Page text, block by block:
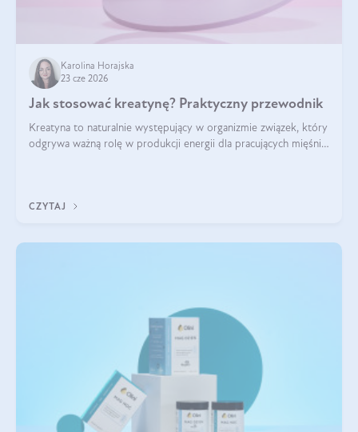
Karolina Horajska
23 cze 2026
Jak stosować kreatynę? Praktyczny przewodnik
Kreatyna to naturalnie występujący w organizmie związek, który
odgrywa ważną rolę w produkcji energii dla pracujących mięśni.
CZYTAJ